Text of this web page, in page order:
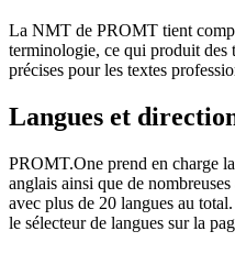
La NMT de PROMT tient
terminologie, ce qui produit des
précises pour les textes
Langues et
PROMT.One prend en charge
anglais ainsi que de
avec plus de 20 langues au
le sélecteur de langues sur la